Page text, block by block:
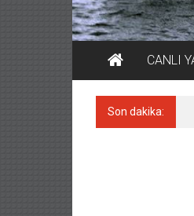
CANLI
Son dakika: